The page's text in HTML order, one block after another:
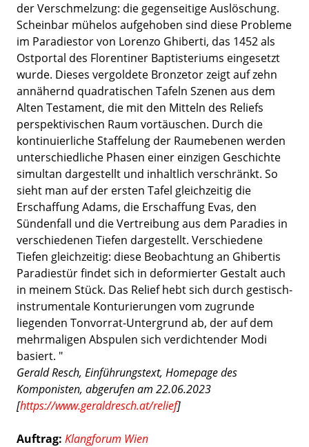
der Verschmelzung: die gegenseitige Auslöschung.
Scheinbar mühelos aufgehoben sind diese Probleme
im Paradiestor von Lorenzo Ghiberti, das 1452 als
Ostportal des Florentiner Baptisteriums eingesetzt
wurde. Dieses vergoldete Bronzetor zeigt auf zehn
annähernd quadratischen Tafeln Szenen aus dem
Alten Testament, die mit den Mitteln des Reliefs
perspektivischen Raum vortäuschen. Durch die
kontinuierliche Staffelung der Raumebenen werden
unterschiedliche Phasen einer einzigen Geschichte
simultan dargestellt und inhaltlich verschränkt. So
sieht man auf der ersten Tafel gleichzeitig die
Erschaffung Adams, die Erschaffung Evas, den
Sündenfall und die Vertreibung aus dem Paradies in
verschiedenen Tiefen dargestellt. Verschiedene
Tiefen gleichzeitig: diese Beobachtung an Ghibertis
Paradiestür findet sich in deformierter Gestalt auch
in meinem Stück. Das Relief hebt sich durch gestisch-
instrumentale Konturierungen vom zugrunde
liegenden Tonvorrat-Untergrund ab, der auf dem
mehrmaligen Abspulen sich verdichtender Modi
basiert. "
Gerald Resch, Einführungstext, Homepage des
Komponisten, abgerufen am 22.06.2023
[https://www.geraldresch.at/relief]
Auftrag: Klangforum Wien